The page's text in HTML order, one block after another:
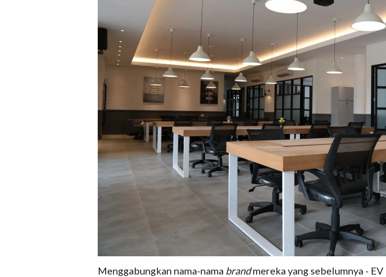
Menggabungkan nama-nama brand mereka yang sebelumnya -